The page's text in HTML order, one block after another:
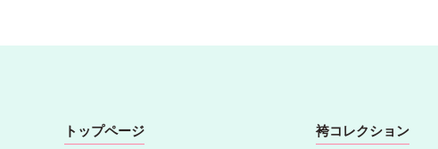
トップページ 袴コレクション